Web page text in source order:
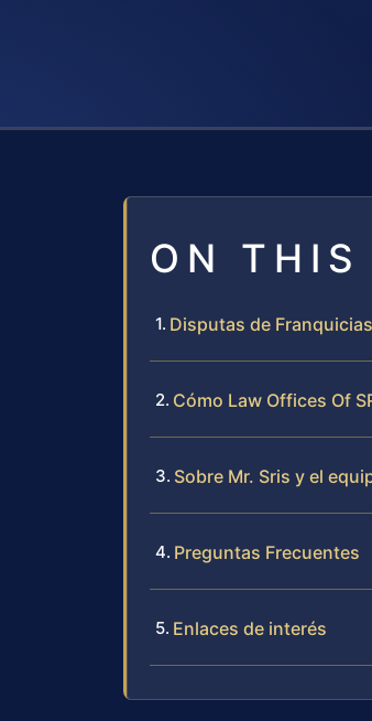
ON THIS
Disputas de
Cómo Law Offices Of
Sobre Mr. Sris y el
Preguntas Frecuentes
Enlaces de interés